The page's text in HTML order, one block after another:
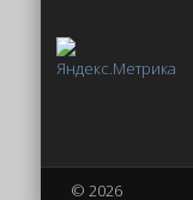
© 2026